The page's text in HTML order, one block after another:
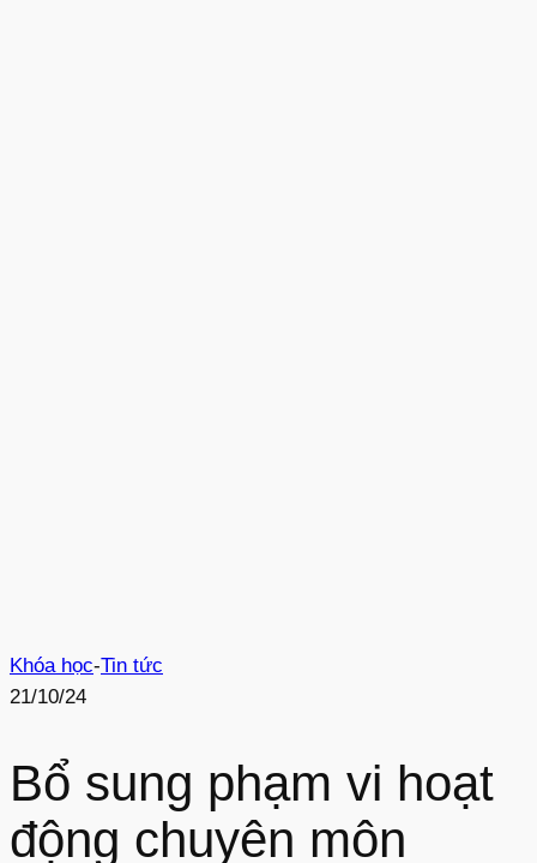
Khóa học-Tin tức
21/10/24
Bổ sung phạm vi hoạt
động chuyên môn